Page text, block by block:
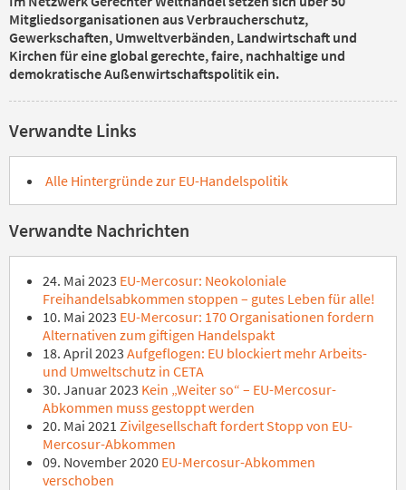
Mitgliedsorganisationen aus Verbraucherschutz,
Gewerkschaften, Umweltverbänden, Landwirtschaft und
Kirchen für eine global gerechte, faire, nachhaltige und
demokratische Außenwirtschaftspolitik ein.
Verwandte Links
Alle Hintergründe zur EU-Handelspolitik
Verwandte Nachrichten
24. Mai 2023 EU-Mercosur: Neokoloniale
Freihandelsabkommen stoppen – gutes Leben für alle!
10. Mai 2023 EU-Mercosur: 170 Organisationen fordern
Alternativen zum giftigen Handelspakt
18. April 2023 Aufgeflogen: EU blockiert mehr Arbeits-
und Umweltschutz in CETA
30. Januar 2023 Kein „Weiter so“ – EU-Mercosur-
Abkommen muss gestoppt werden
20. Mai 2021 Zivilgesellschaft fordert Stopp von EU-
Mercosur-Abkommen
09. November 2020 EU-Mercosur-Abkommen
verschoben